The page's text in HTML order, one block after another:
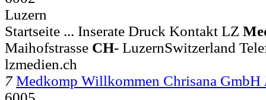
Luzern
Startseite ... Inserate Druck Kontakt LZ
Maihofstrasse CH- LuzernSwitzerland
lzmedien.ch
7 Medkomp Willkommen Chrisana GmbH